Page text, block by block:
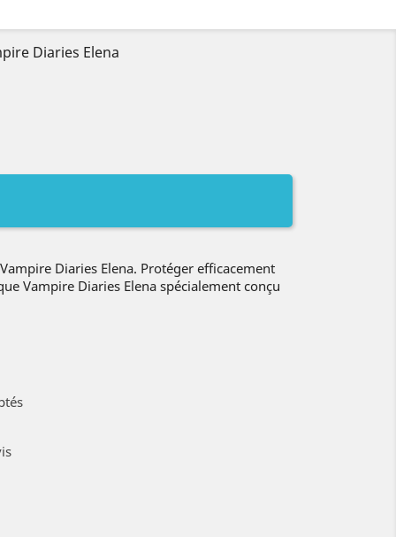
Diaries Elena
Diaries Elena. Protéger efficacement
Vampire Diaries Elena spécialement conçu